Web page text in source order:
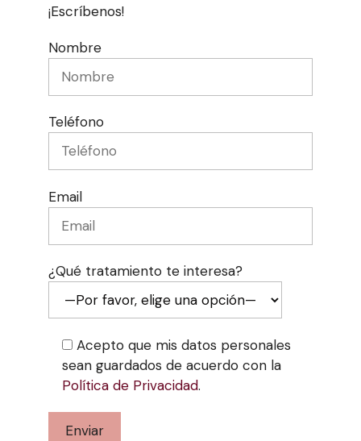
¡Escríbenos!
Nombre
Teléfono
Email
¿Qué tratamiento te interesa?
Acepto que mis datos personales
sean guardados de acuerdo con la
Política de Privacidad.